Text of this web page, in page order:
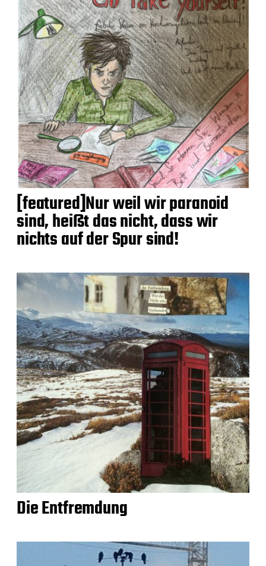
[featured]Nur weil wir paranoid
sind, heißt das nicht, dass wir
nichts auf der Spur sind!
Die Entfremdung